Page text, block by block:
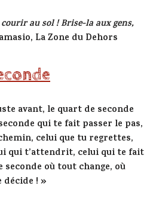
au sol ! Brise-la aux gens,
La Zone du Dehors
avant, le quart de seconde
qui te fait passer le pas,
celui que tu regrettes,
qui t’attendrit, celui qui te fait
où tout change, où
! »